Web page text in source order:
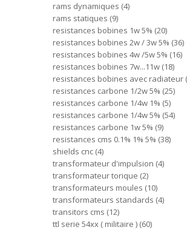
rams dynamiques 4
rams statiques 9
resistances bobines 1w 5% 20
resistances bobines 2w / 3w 5% 36
resistances bobines 4w /5w 5% 16
resistances bobines 7w...11w 18
resistances bobines avec radiateur
resistances carbone 1/2w 5% 25
resistances carbone 1/4w 1% 5
resistances carbone 1/4w 5% 54
resistances carbone 1w 5% 9
resistances cms 0.1% 1% 5% 38
shields cnc 4
transformateur d'impulsion 4
transformateur torique 2
transformateurs moules 10
transformateurs standards 4
transitors cms 12
ttl serie 54xx ( militaire ) 60